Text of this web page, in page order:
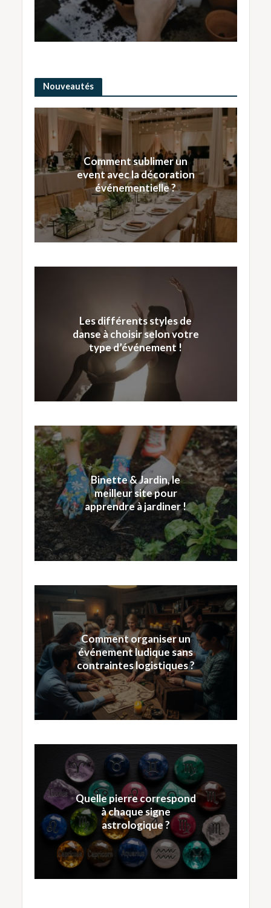
Nouveautés
Comment sublimer un
event avec la décoration
événementielle ?
Les différents styles de
danse à choisir selon votre
type d’événement !
Binette & Jardin, le
meilleur site pour
apprendre à jardiner !
Comment organiser un
événement ludique sans
contraintes logistiques ?
Quelle pierre correspond
à chaque signe
astrologique ?